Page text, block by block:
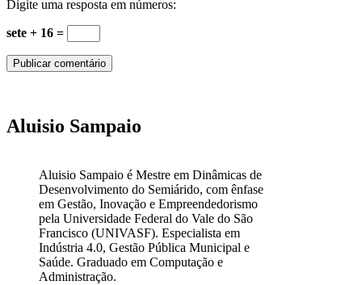
Digite uma resposta em números:
sete + 16 =
Aluisio Sampaio
Aluisio Sampaio é Mestre em Dinâmicas de
Desenvolvimento do Semiárido, com ênfase
em Gestão, Inovação e Empreendedorismo
pela Universidade Federal do Vale do São
Francisco (UNIVASF). Especialista em
Indústria 4.0, Gestão Pública Municipal e
Saúde. Graduado em Computação e
Administração.